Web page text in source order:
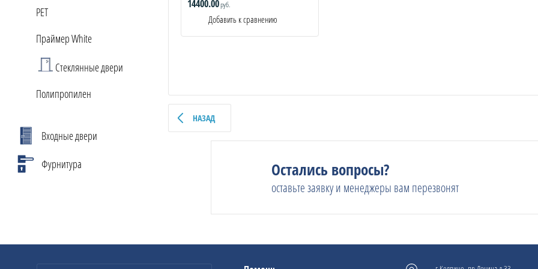
PET
Праймер White
Стеклянные двери
Полипропилен
Входные двери
Фурнитура
14400.00руб.
Добавить к сравнению
НАЗАД
Остались вопросы?
оставьте заявку и менеджеры вам перезвонят